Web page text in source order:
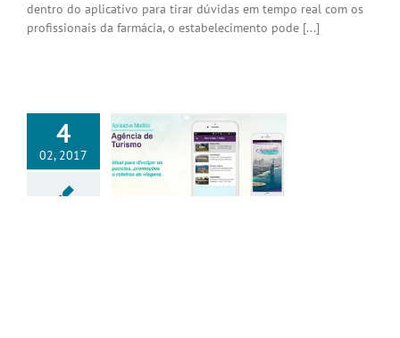
dentro do aplicativo para tirar dúvidas em tempo real com os
profissionais da farmácia, o estabelecimento pode [...]
4
02, 2017
ideal para
de Turismo